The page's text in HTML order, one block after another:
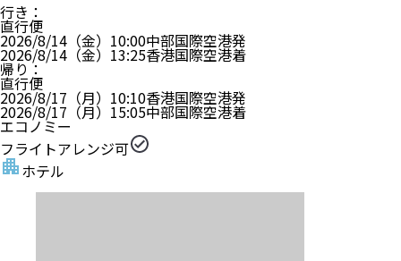
行き ：
直行便
2026/8/14（金） 10:00中部国際空港発
2026/8/14（金） 13:25香港国際空港着
帰り ：
直行便
2026/8/17（月） 10:10香港国際空港発
2026/8/17（月） 15:05中部国際空港着
エコノミー
フライトアレンジ可
ホテル